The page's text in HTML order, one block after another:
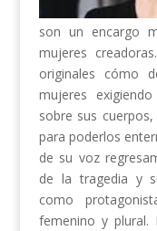
son un encargo
mujeres
originales cómo
mujeres
sobre sus
para poderlos
de su voz
de la tragedia y
como
femenino y plural.